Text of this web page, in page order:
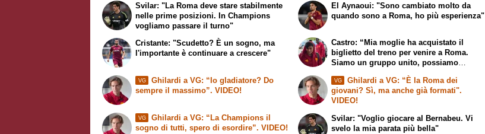
Svilar: "La Roma deve stare stabilmente
nelle prime posizioni. In Champions
vogliamo passare il turno"
Cristante: "Scudetto? È un sogno, ma
l'importante è continuare a crescere"
El Aynaoui: "Sono cambiato molto da
quando sono a Roma, ho più esperienza"
Castro: “Mia moglie ha acquistato il
biglietto del treno per venire a Roma.
Siamo un gruppo unito, possiamo
VG
Ghilardi a VG: “Io gladiatore? Do
sempre il massimo”. VIDEO!
VG
Ghilardi a VG: “La Champions il
sogno di tutti, spero di esordire”. VIDEO!
VG
Ghilardi a VG: “È la Roma dei
giovani? Sì, ma anche già formati".
VIDEO!
Svilar: "Voglio giocare al Bernabeu. Vi
svelo la mia parata più bella"